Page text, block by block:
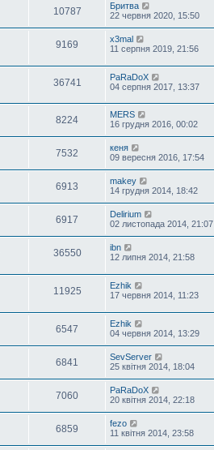
10787
Бритва
22 червня 2020, 15:50
9169
x3mal
11 серпня 2019, 21:56
36741
PaRaDoX
04 серпня 2017, 13:37
8224
MERS
16 грудня 2016, 00:02
7532
кеня
09 вересня 2016, 17:54
6913
makey
14 грудня 2014, 18:42
6917
Delirium
02 листопада 2014, 21:07
36550
ibn
12 липня 2014, 21:58
11925
Ezhik
17 червня 2014, 11:23
6547
Ezhik
04 червня 2014, 13:29
6841
SevServer
25 квітня 2014, 18:04
7060
PaRaDoX
20 квітня 2014, 22:18
6859
fezo
11 квітня 2014, 23:58